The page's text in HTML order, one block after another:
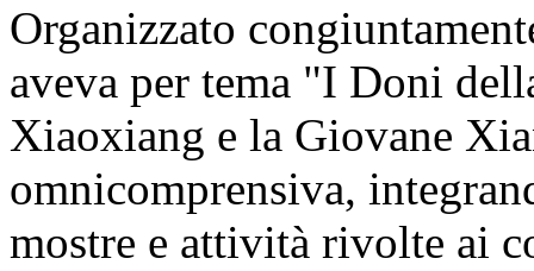
Organizzato
aveva per tema "I Doni
Xiaoxiang e la Giovane
omnicomprensiva,
mostre e attività rivolte ai